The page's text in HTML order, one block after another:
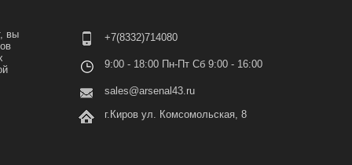
вы
+7(8332)714080
9:00 - 18:00 Пн-Пт Сб 9:00 - 16:00
sales@arsenal43.ru
г.Киров ул. Комсомольская, 8